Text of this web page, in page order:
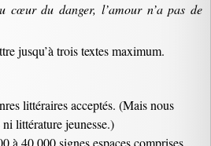
cœur du danger, l’amour n’a pas de
jusqu’à trois textes maximum.
littéraires acceptés. (Mais nous
littérature jeunesse.)
à 40 000 signes espaces comprises.